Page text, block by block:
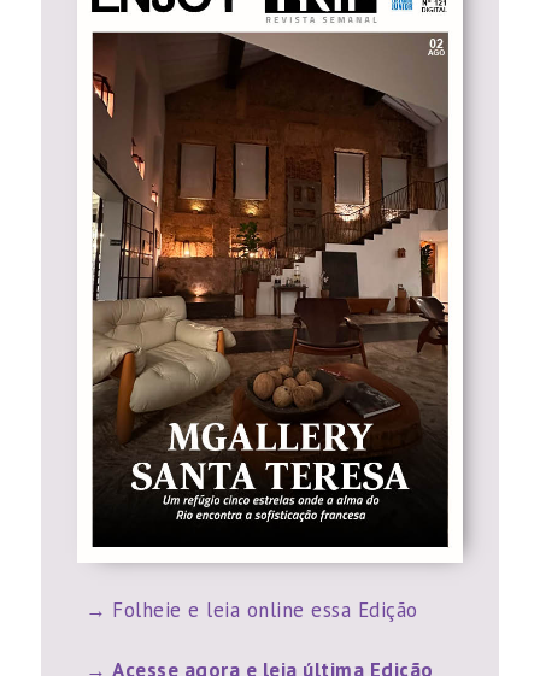
Folheie e leia online essa Edição
Acesse agora e leia última Edição